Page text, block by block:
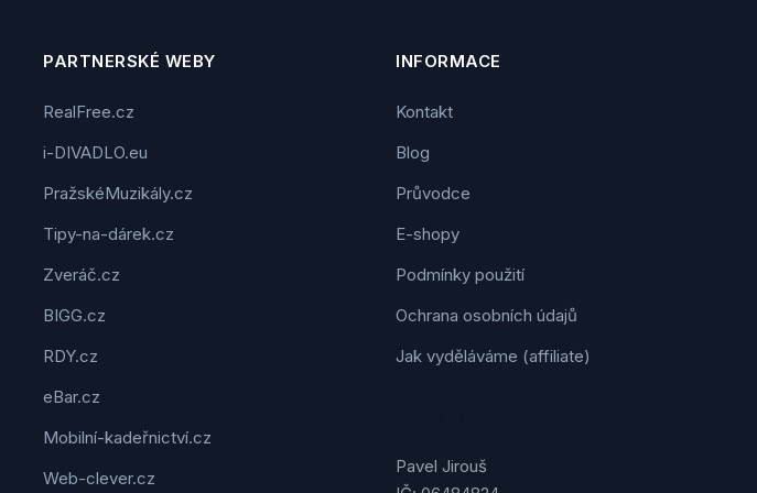
PARTNERSKÉ WEBY
RealFree.cz
i-DIVADLO.eu
PražskéMuzikály.cz
Tipy-na-dárek.cz
Zveráč.cz
BIGG.cz
RDY.cz
eBar.cz
Mobilní-kadeřnictví.cz
Web-clever.cz
INFORMACE
Kontakt
Blog
Průvodce
E-shopy
Podmínky použití
Ochrana osobních údajů
Jak vyděláváme (affiliate)
Pavel Jirouš